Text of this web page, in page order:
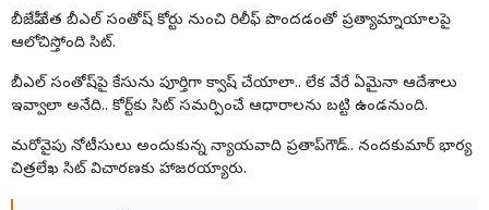
బీజేపీ నేత బీఎల్‌ సంతోష్‌ కోర్టు నుంచి రిలీఫ్ పొందడంతో ప్రత్యామ్నాయాలపై
ఆలోచిస్తోంది సిట్‌.
బీఎల్ సంతోష్‌పై కేసును పూర్తిగా క్వాష్ చేయాలా.. లేక వేరే ఏమైనా ఆదేశాలు
ఇవ్వాలా అనేది.. కోర్ట్‌కు సిట్ సమర్పించే ఆధారాలను బట్టి ఉండనుంది.
మరోవైపు నోటీసులు అందుకున్న న్యాయవాది ప్రతాప్‌గౌడ్‌.. నందకుమార్‌ భార్య
చిత్రలేఖ సిట్‌ విచారణకు హాజరయ్యారు.